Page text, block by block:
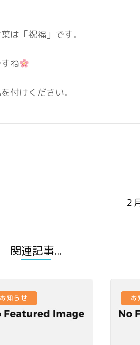
は「祝福」です。
ね
付けください。
２
関連記事...
お知らせ お